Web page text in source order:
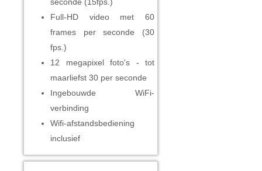
Full-HD video met 60
frames per seconde (30
fps.)
12 megapixel foto's - tot
maarliefst 30 per seconde
Ingebouwde WiFi-
verbinding
Wifi-afstandsbediening
inclusief